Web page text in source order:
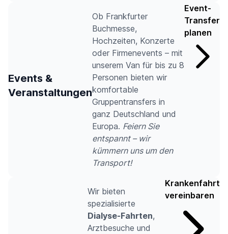
Events &
Veranstaltungen
Ob Frankfurter
Buchmesse,
Hochzeiten, Konzerte
oder Firmenevents – mit
unserem Van für bis zu 8
Personen bieten wir
komfortable
Gruppentransfers in
ganz Deutschland und
Europa. Feiern Sie
entspannt – wir
kümmern uns um den
Transport!
Event-
Transfer
planen
Wir bieten
spezialisierte
Dialyse-Fahrten,
Arztbesuche und
Krankenfahrt
vereinbaren